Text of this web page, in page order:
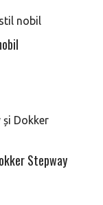
Stepway